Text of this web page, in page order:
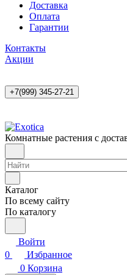
Доставка
Оплата
Гарантии
Контакты
Акции
+7(999) 345-27-21
Комнатные растения с
Каталог
По всему сайту
По каталогу
Войти
0
Избранное
0 Корзина